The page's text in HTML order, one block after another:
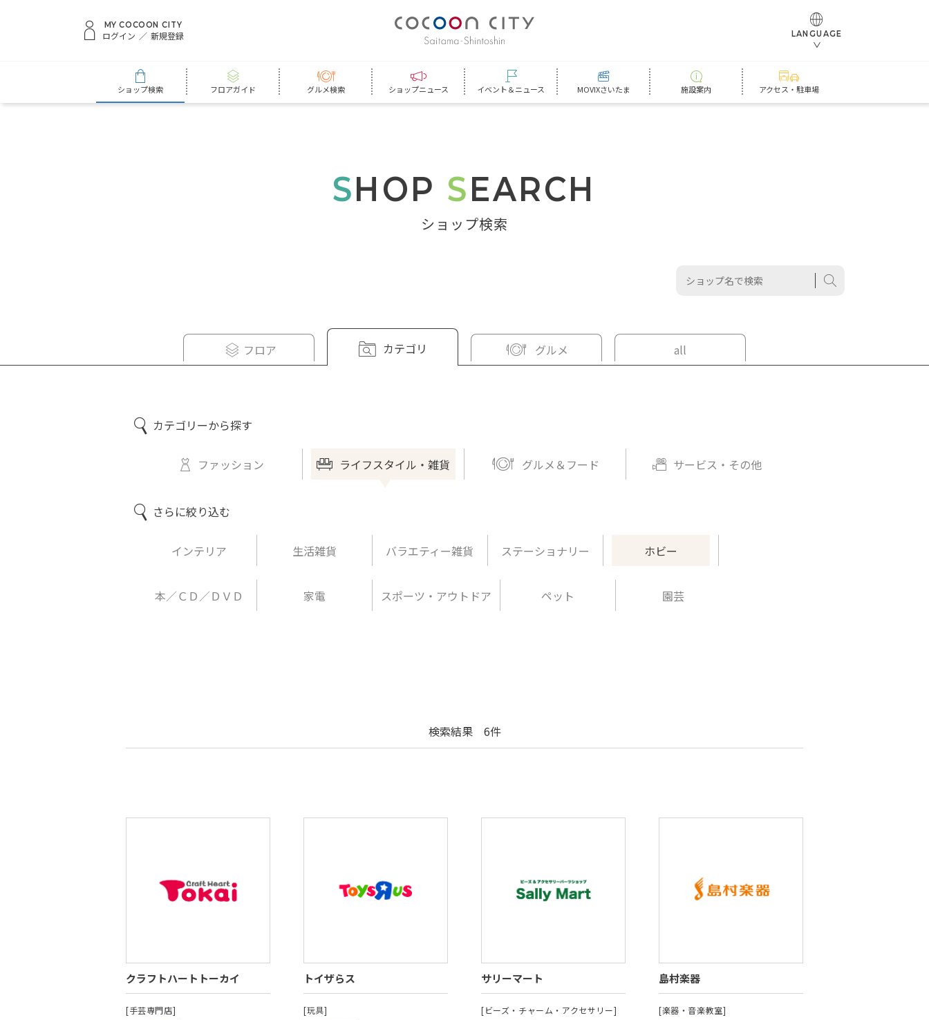
MY COCOON CITY
ログイン 新規登録 LANGUAGE
ショップ検索 フロアガイド グルメ検索 ショップニュース イベント＆ニュース MOVIXさいたま 施設案内 アクセス・駐車場
SHOP SEARCH
ショップ検索
フロア カテゴリ グルメ all
カテゴリーから探す
ファッション ライフスタイル・雑貨 グルメ＆フード サービス・その他
さらに絞り込む
インテリア 生活雑貨 バラエティー雑貨 ステーショナリー ホビー
本／ＣＤ／ＤＶＤ 家電 スポーツ・アウトドア ペット 園芸
検索結果 6件
クラフトハートトーカイ
[手芸専門店]
トイザらス
[玩具]
サリーマート
[ビーズ・チャーム・アクセサリー]
島村楽器
[楽器・音楽教室]